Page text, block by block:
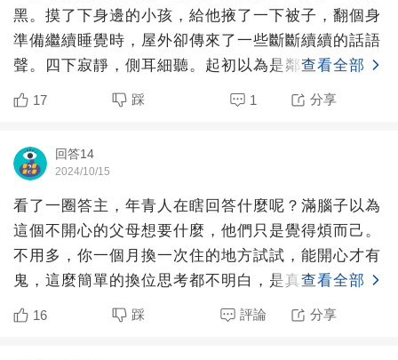
黑。摸了下身邊的小孩，給他掖了一下被子，翻個身
準備繼續睡覺時，屋外卻傳來了一些斷斷續續的話語
聲。四下寂靜，側耳細聽。起初以為是鄰居那個老奶
奶起來做飯了，
查看全部
17 踩 1 分享
回答14
2024/10/15
看了一圈答主，年青人在瞎回答什麼呢？滿腦子以為
這個不開心的父母想要什麼，他們只是覺得煩而己。
不用多，你一個月換一次住的地方試試，能開心才有
鬼，這麼簡單的換位思考都不明白，是真不知道還是
裝傻？那些嫌父母
查看全部
16 踩 評論 分享